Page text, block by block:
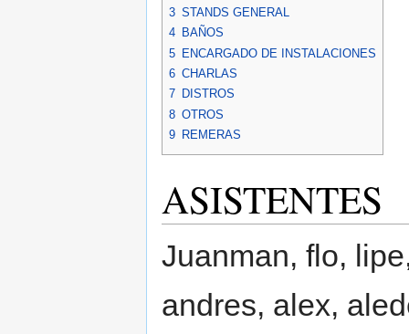
3 STANDS GENERAL
4 BAÑOS
5 ENCARGADO DE INSTALACIONES
6 CHARLAS
7 DISTROS
8 OTROS
9 REMERAS
ASISTENTES
Juanman, flo,
andres, alex,